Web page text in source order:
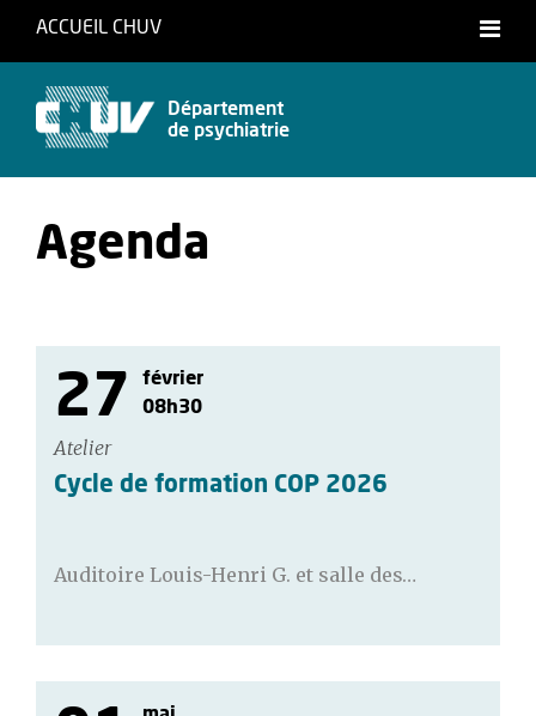
ACCUEIL CHUV
Département
de psychiatrie
Agenda
27
février
08h30
Atelier
Cycle de formation COP 2026
Auditoire Louis-Henri G. et salle des…